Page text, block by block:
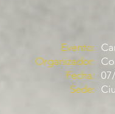
Evento:
Organizador:
Fecha:
Sede: